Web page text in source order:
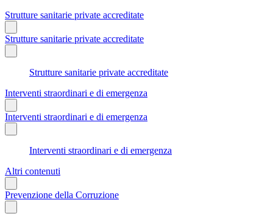
Strutture sanitarie private accreditate
Strutture sanitarie private accreditate
Strutture sanitarie private accreditate
Interventi straordinari e di emergenza
Interventi straordinari e di emergenza
Interventi straordinari e di emergenza
Altri contenuti
Prevenzione della Corruzione